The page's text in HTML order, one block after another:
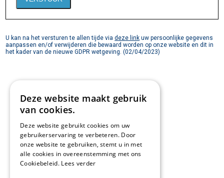
U kan na het versturen te allen tijde viadeze link uw persoonlijke gegevens
aanpassen en/of verwijderen die bewaard worden op onze website en dit in
het kader van de nieuwe GDPR wetgeving. (02/04/2023)
Deze website maakt gebruik
van cookies.
Deze website gebruikt cookies om uw
gebruikerservaring te verbeteren. Door
onze website te gebruiken, stemt u in met
alle cookies in overeenstemming met ons
Cookiebeleid. Lees verder